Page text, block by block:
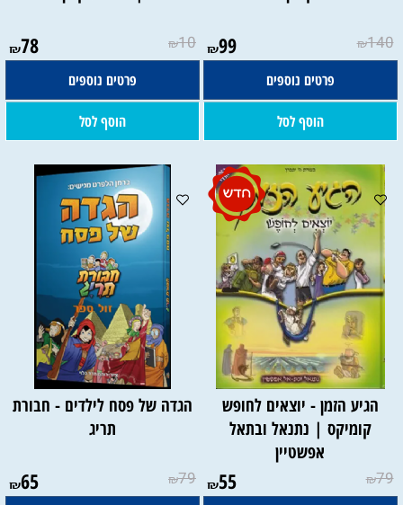
₪140
₪99
פרטים נוספים
הוסף לסל
₪10
₪78
פרטים נוספים
הוסף לסל
הגיע הזמן - יוצאים לחופש
קומיקס | נתנאל ובתאל
אפשטיין
₪79
₪55
הגדה של פסח לילדים - חבורת
תריג
₪79
₪65